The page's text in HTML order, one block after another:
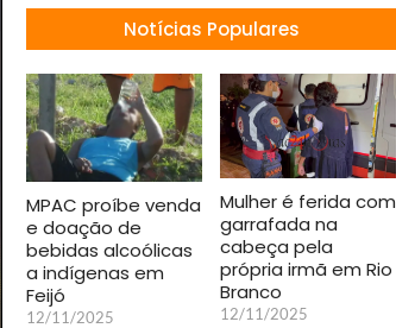
Notícias Populares
MPAC proíbe venda
e doação de
bebidas alcoólicas
a indígenas em
Feijó
12/11/2025
Mulher é ferida com
garrafada na
cabeça pela
própria irmã em Rio
Branco
12/11/2025